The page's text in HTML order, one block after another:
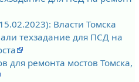
Власти Томска
техзадание для ПСД на
для ремонта мостов Томска,